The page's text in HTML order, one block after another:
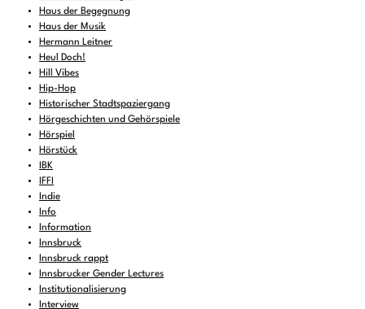
Haus der Begegnung
Haus der Musik
Hermann Leitner
Heul Doch!
Hill Vibes
Hip-Hop
Historischer Stadtspaziergang
Hörgeschichten und Gehörspiele
Hörspiel
Hörstück
IBK
IFFI
Indie
Info
Information
Innsbruck
Innsbruck rappt
Innsbrucker Gender Lectures
Institutionalisierung
Interview